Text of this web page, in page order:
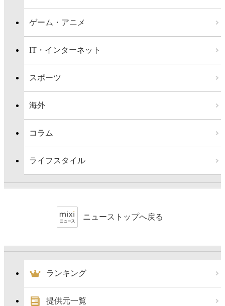
ゲーム・アニメ
IT・インターネット
スポーツ
海外
コラム
ライフスタイル
ニューストップへ戻る
ランキング
提供元一覧